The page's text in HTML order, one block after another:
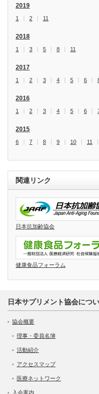
2019
1 2 11
2018
1 3 5 8 11
2017
1 2 3 4 5 6
2016
1 2 3 4 5 6
2015
6 7 8 9 10 11
関連リンク
日本抗加齢協会
健康食品フォーラム
日本サプリメント協会につ
協会概要
理事・委員名簿
活動紹介
アクセスマップ
医療ネットワーク
入会案内